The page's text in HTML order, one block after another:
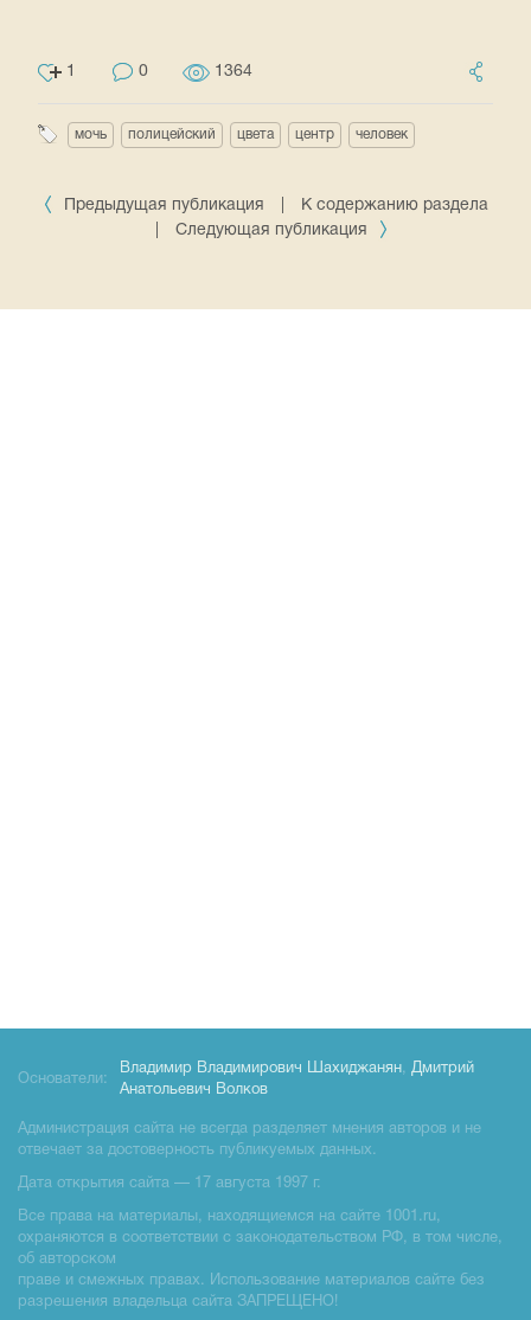
1 0 1364
мочь полицейский цвета центр человек
Предыдущая публикация
К содержанию раздела
Следующая публикация
Основатели:
Владимир Владимирович Шахиджанян, Дмитрий
Анатольевич Волков
Администрация сайта не всегда разделяет мнения авторов и не
отвечает за достоверность публикуемых данных.
Дата открытия сайта — 17 августа 1997 г.
Все права на материалы, находящиемся на сайте 1001.ru,
охраняются в соответствии с законодательством РФ, в том числе,
об авторском
праве и смежных правах. Использование материалов сайте без
разрешения владельца сайта ЗАПРЕЩЕНО!